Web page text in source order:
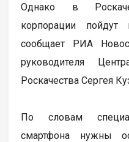
Однако в
корпорации
сообщает РИА
руководителя
Роскачества Сергея
По словам
смартфона нужны